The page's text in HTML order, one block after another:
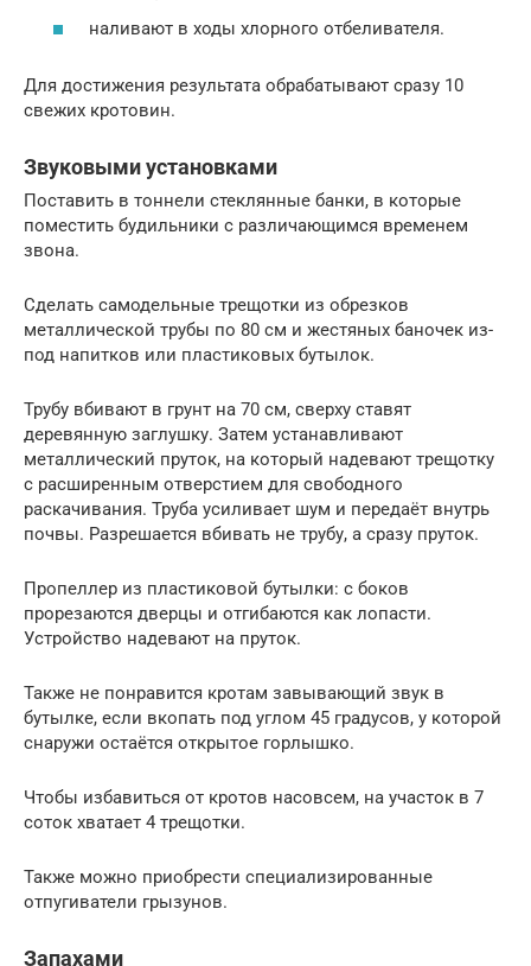
наливают в ходы хлорного отбеливателя.
Для достижения результата обрабатывают сразу 10
свежих кротовин.
Звуковыми установками
Поставить в тоннели стеклянные банки, в которые
поместить будильники с различающимся временем
звона.
Сделать самодельные трещотки из обрезков
металлической трубы по 80 см и жестяных баночек из-
под напитков или пластиковых бутылок.
Трубу вбивают в грунт на 70 см, сверху ставят
деревянную заглушку. Затем устанавливают
металлический пруток, на который надевают трещотку
с расширенным отверстием для свободного
раскачивания. Труба усиливает шум и передаёт внутрь
почвы. Разрешается вбивать не трубу, а сразу пруток.
Пропеллер из пластиковой бутылки: с боков
прорезаются дверцы и отгибаются как лопасти.
Устройство надевают на пруток.
Также не понравится кротам завывающий звук в
бутылке, если вкопать под углом 45 градусов, у которой
снаружи остаётся открытое горлышко.
Чтобы избавиться от кротов насовсем, на участок в 7
соток хватает 4 трещотки.
Также можно приобрести специализированные
отпугиватели грызунов.
Запахами